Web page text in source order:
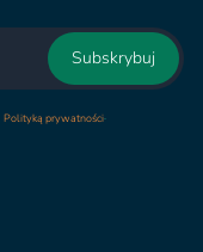
Subskrybuj
Polityką prywatności.